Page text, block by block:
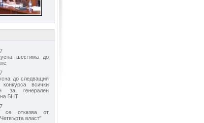
шестима до
до следващия
всички
за генерален
на БНТ
отказва от
власт"